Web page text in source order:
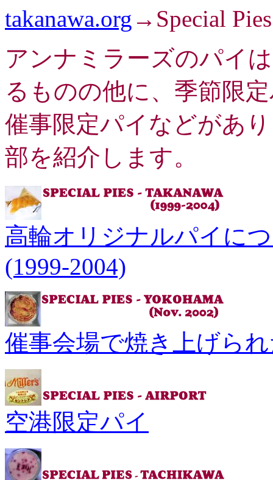
takanawa.org →Special Pies
アンナミラーズのパイ
るものの他に、季節限
催事限定パイなどがあ
部を紹介します。
高輪オリジナルパイに
(1999-2004)
催事会場で焼き上げら
空港限定パイ